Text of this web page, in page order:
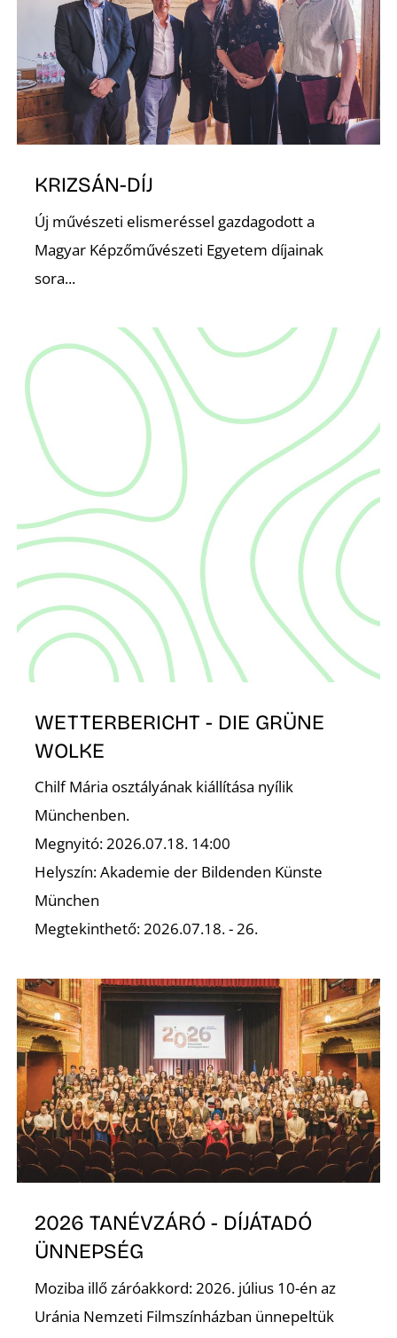
KRIZSÁN-DÍJ
Új művészeti elismeréssel gazdagodott a
Magyar Képzőművészeti Egyetem díjainak
sora...
WETTERBERICHT - DIE GRÜNE
WOLKE
Chilf Mária osztályának kiállítása nyílik
Münchenben.
Megnyitó: 2026.07.18. 14:00
Helyszín: Akademie der Bildenden Künste
München
Megtekinthető: 2026.07.18. - 26.
2026 TANÉVZÁRÓ - DÍJÁTADÓ
ÜNNEPSÉG
Moziba illő záróakkord: 2026. július 10-én az
Uránia Nemzeti Filmszínházban ünnepeltük